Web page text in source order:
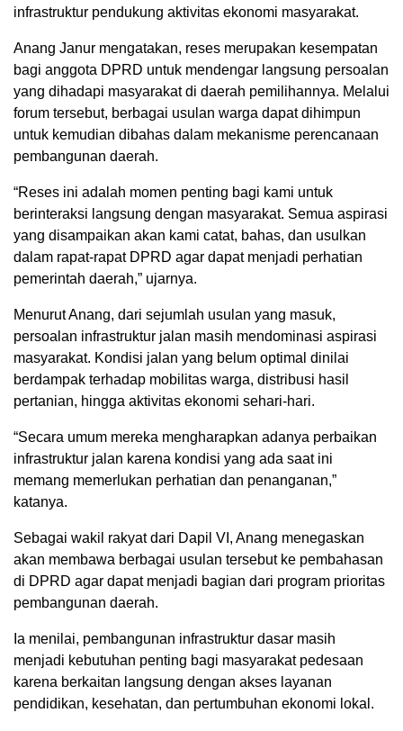
infrastruktur pendukung aktivitas ekonomi masyarakat.
Anang Janur mengatakan, reses merupakan kesempatan
bagi anggota DPRD untuk mendengar langsung persoalan
yang dihadapi masyarakat di daerah pemilihannya. Melalui
forum tersebut, berbagai usulan warga dapat dihimpun
untuk kemudian dibahas dalam mekanisme perencanaan
pembangunan daerah.
“Reses ini adalah momen penting bagi kami untuk
berinteraksi langsung dengan masyarakat. Semua aspirasi
yang disampaikan akan kami catat, bahas, dan usulkan
dalam rapat-rapat DPRD agar dapat menjadi perhatian
pemerintah daerah,” ujarnya.
Menurut Anang, dari sejumlah usulan yang masuk,
persoalan infrastruktur jalan masih mendominasi aspirasi
masyarakat. Kondisi jalan yang belum optimal dinilai
berdampak terhadap mobilitas warga, distribusi hasil
pertanian, hingga aktivitas ekonomi sehari-hari.
“Secara umum mereka mengharapkan adanya perbaikan
infrastruktur jalan karena kondisi yang ada saat ini
memang memerlukan perhatian dan penanganan,”
katanya.
Sebagai wakil rakyat dari Dapil VI, Anang menegaskan
akan membawa berbagai usulan tersebut ke pembahasan
di DPRD agar dapat menjadi bagian dari program prioritas
pembangunan daerah.
Ia menilai, pembangunan infrastruktur dasar masih
menjadi kebutuhan penting bagi masyarakat pedesaan
karena berkaitan langsung dengan akses layanan
pendidikan, kesehatan, dan pertumbuhan ekonomi lokal.